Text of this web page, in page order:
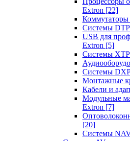
Extron [22]
Коммутаторы
Системы
USB для
Extron [5]
Системы
Системы
Монтажные
Кабели и
Модульные
Extron [7]
[20]
Системы